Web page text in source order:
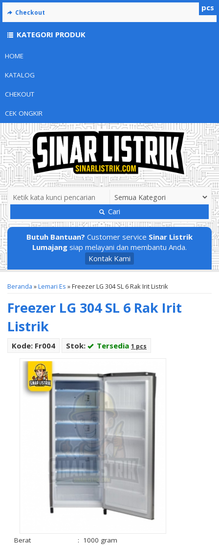
HOME
KATALOG
CHEKOUT
CEK ONGKIR
Cari
Butuh Bantuan? Customer service Sinar Listrik
Lumajang siap melayani dan membantu Anda.
Kontak Kami
Beranda »Lemari Es »Freezer LG 304 SL 6 Rak Irit Listrik
Freezer LG 304 SL 6 Rak Irit
Listrik
Kode: Fr004 Stok: Tersedia 1 pcs
Berat : 1000 gram
pcs
Checkout
KATEGORI PRODUK